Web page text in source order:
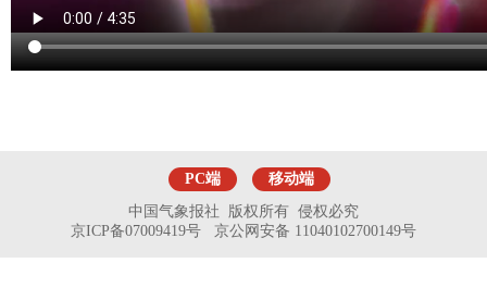
PC端
移动端
中国气象报社 版权所有 侵权必究
京ICP备07009419号 京公网安备 11040102700149号